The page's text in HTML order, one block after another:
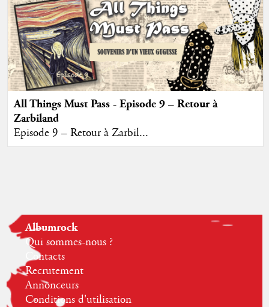
All Things Must Pass - Episode 9 – Retour à
Zarbiland
Episode 9 – Retour à Zarbil...
Albumrock
Qui sommes-nous ?
Contacts
Recrutement
Annonceurs
Conditions d'utilisation